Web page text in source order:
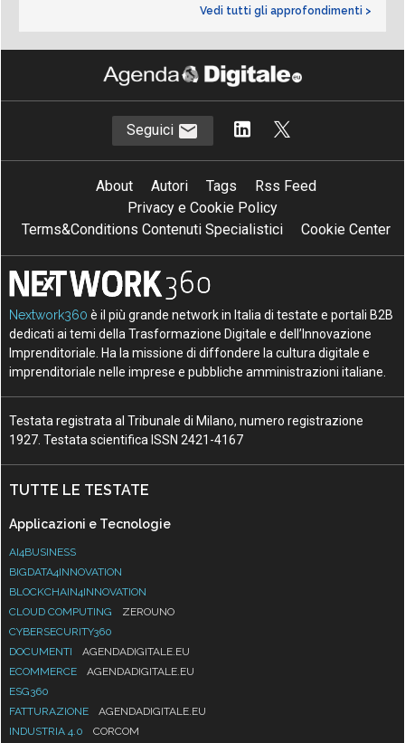
Vedi tutti gli approfondimenti >
Seguici
About Autori Tags
Rss Feed
Privacy e Cookie Policy
Terms&Conditions Contenuti Specialistici
Cookie Center
Nextwork360 è il più grande network in Italia di testate e portali B2B
dedicati ai temi della Trasformazione Digitale e dell’Innovazione
Imprenditoriale. Ha la missione di diffondere la cultura digitale e
imprenditoriale nelle imprese e pubbliche amministrazioni italiane.
Testata registrata al Tribunale di Milano, numero registrazione
1927. Testata scientifica ISSN 2421-4167
TUTTE LE TESTATE
Applicazioni e Tecnologie
AI4BUSINESS
BIGDATA4INNOVATION
BLOCKCHAIN4INNOVATION
CLOUD COMPUTING
ZEROUNO
CYBERSECURITY360
DOCUMENTI
AGENDADIGITALE.EU
ECOMMERCE
AGENDADIGITALE.EU
ESG360
FATTURAZIONE
AGENDADIGITALE.EU
INDUSTRIA 4.0
CORCOM